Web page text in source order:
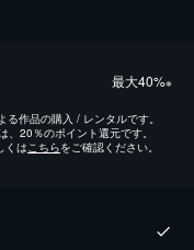
最⼤40%※
作品の購入 / レンタルです。
20％のポイント還元です。
くはこちらをご確認ください。